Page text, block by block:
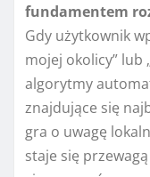
fundamentem
Gdy użytkownik
mojej okolicy” lub
algorytmy
znajdujące się
gra o uwagę
staje się